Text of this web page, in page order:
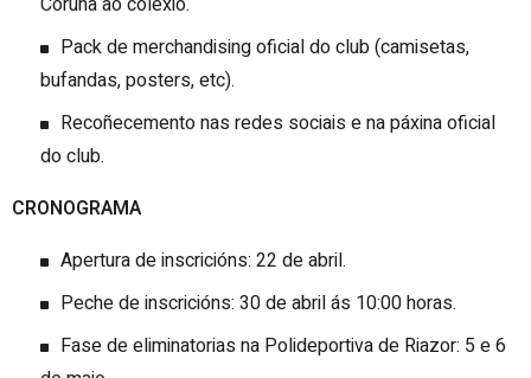
Pack de merchandising oficial do club (camisetas,
bufandas, posters, etc).
Recoñecemento nas redes sociais e na páxina oficial
do club.
CRONOGRAMA
Apertura de inscricións: 22 de abril.
Peche de inscricións: 30 de abril ás 10:00 horas.
Fase de eliminatorias na Polideportiva de Riazor: 5 e 6